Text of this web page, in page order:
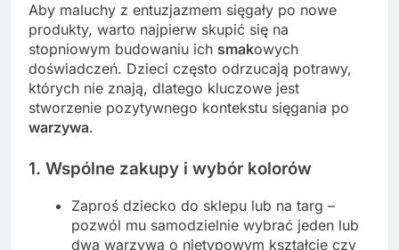
Aby maluchy z entuzjazmem sięgały po nowe
produkty, warto najpierw skupić się na
stopniowym budowaniu ich smakowych
doświadczeń. Dzieci często odrzucają potrawy,
których nie znają, dlatego kluczowe jest
stworzenie pozytywnego kontekstu sięgania po
warzywa.
1. Wspólne zakupy i wybór kolorów
Zaproś dziecko do sklepu lub na targ –
pozwól mu samodzielnie wybrać jeden lub
dwa warzywa o nietypowym kształcie czy